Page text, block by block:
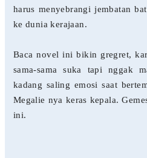
harus menyebrangi jembatan
ke dunia kerajaan.
Baca novel ini bikin gregret,
sama-sama suka tapi nggak
kadang saling emosi saat
Megalie nya keras kepala.
ini.